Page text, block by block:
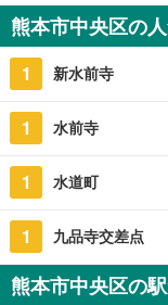
熊本市中央区の
1 新水前寺
1 水前寺
1 水道町
1 九品寺交差点
熊本市中央区の